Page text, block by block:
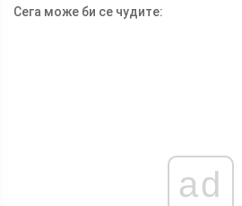
Сега може би се чудите:
ad